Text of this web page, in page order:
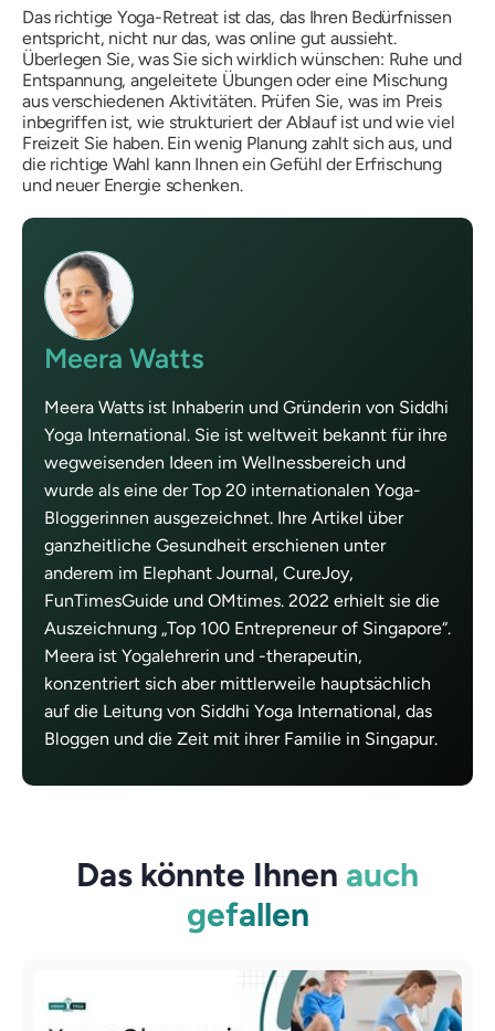
Das richtige Yoga-Retreat ist das, das Ihren Bedürfnissen
entspricht, nicht nur das, was online gut aussieht.
Überlegen Sie, was Sie sich wirklich wünschen: Ruhe und
Entspannung, angeleitete Übungen oder eine Mischung
aus verschiedenen Aktivitäten. Prüfen Sie, was im Preis
inbegriffen ist, wie strukturiert der Ablauf ist und wie viel
Freizeit Sie haben. Ein wenig Planung zahlt sich aus, und
die richtige Wahl kann Ihnen ein Gefühl der Erfrischung
und neuer Energie schenken.
Meera Watts
Meera Watts ist Inhaberin und Gründerin von Siddhi
Yoga International. Sie ist weltweit bekannt für ihre
wegweisenden Ideen im Wellnessbereich und
wurde als eine der Top 20 internationalen Yoga-
Bloggerinnen ausgezeichnet. Ihre Artikel über
ganzheitliche Gesundheit erschienen unter
anderem im Elephant Journal, CureJoy,
FunTimesGuide und OMtimes. 2022 erhielt sie die
Auszeichnung „Top 100 Entrepreneur of Singapore“.
Meera ist Yogalehrerin und -therapeutin,
konzentriert sich aber mittlerweile hauptsächlich
auf die Leitung von Siddhi Yoga International, das
Bloggen und die Zeit mit ihrer Familie in Singapur.
Das könnte Ihnen auch
gefallen